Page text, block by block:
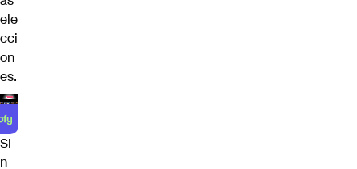
ele
cci
on
es.
SI
n